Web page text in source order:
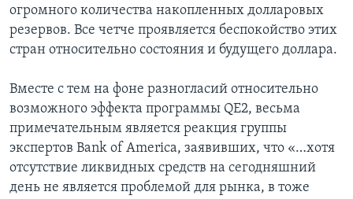
огромного количества накопленных долларовых
резервов. Все четче проявляется беспокойство этих
стран относительно состояния и будущего доллара.
Вместе с тем на фоне разногласий относительно
возможного эффекта программы QE2, весьма
примечательным является реакция группы
экспертов Bank of America, заявивших, что «…хотя
отсутствие ликвидных средств на сегодняшний
день не является проблемой для рынка, в тоже